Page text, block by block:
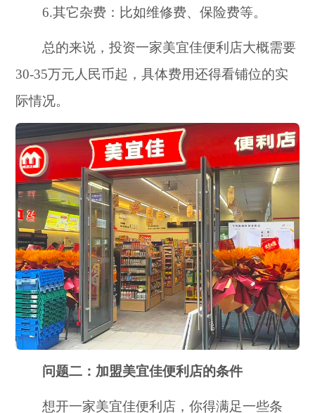
6.其它杂费：比如维修费、保险费等。
总的来说，投资一家美宜佳便利店大概需要
30-35万元人民币起，具体费用还得看铺位的实
际情况。
问题二：加盟美宜佳便利店的条件
想开一家美宜佳便利店，你得满足一些条